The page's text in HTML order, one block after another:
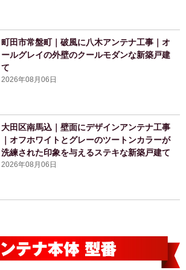
町田市常盤町｜破風に八木アンテナ工事｜オ
ールグレイの外壁のクールモダンな新築戸建
て
2026年08月06日
大田区南馬込｜壁面にデザインアンテナ工事
｜オフホワイトとグレーのツートンカラーが
洗練された印象を与えるステキな新築戸建て
2026年08月06日